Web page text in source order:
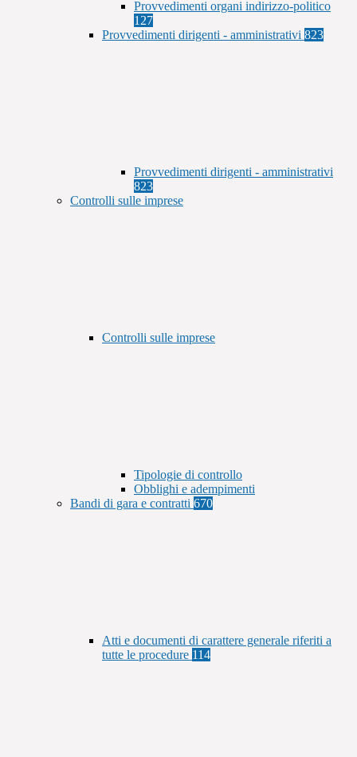
Provvedimenti organi indirizzo-politico
127
Provvedimenti dirigenti - amministrativi 823
Provvedimenti dirigenti - amministrativi
823
Controlli sulle imprese
Controlli sulle imprese
Tipologie di controllo
Obblighi e adempimenti
Bandi di gara e contratti 670
Atti e documenti di carattere generale riferiti a
tutte le procedure 114